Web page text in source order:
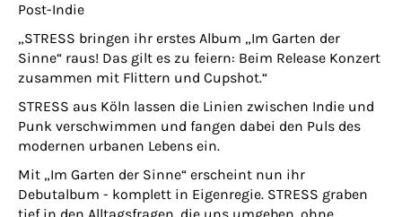
Post-Indie
„STRESS bringen ihr erstes Album „Im Garten der
Sinne“ raus! Das gilt es zu feiern: Beim Release Konzert
zusammen mit Flittern und Cupshot.“
STRESS aus Köln lassen die Linien zwischen Indie und
Punk verschwimmen und fangen dabei den Puls des
modernen urbanen Lebens ein.
Mit „Im Garten der Sinne“ erscheint nun ihr
Debutalbum - komplett in Eigenregie. STRESS graben